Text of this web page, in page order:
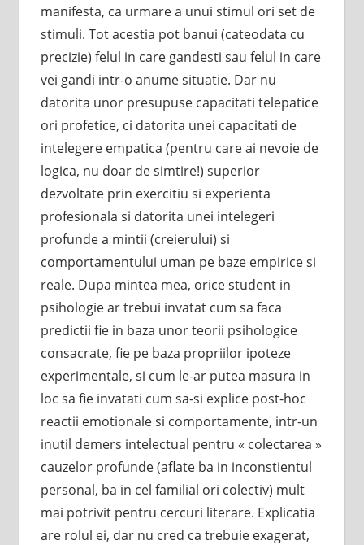
manifesta, ca urmare a unui stimul ori set de
stimuli. Tot acestia pot banui (cateodata cu
precizie) felul in care gandesti sau felul in care
vei gandi intr-o anume situatie. Dar nu
datorita unor presupuse capacitati telepatice
ori profetice, ci datorita unei capacitati de
intelegere empatica (pentru care ai nevoie de
logica, nu doar de simtire!) superior
dezvoltate prin exercitiu si experienta
profesionala si datorita unei intelegeri
profunde a mintii (creierului) si
comportamentului uman pe baze empirice si
reale. Dupa mintea mea, orice student in
psihologie ar trebui invatat cum sa faca
predictii fie in baza unor teorii psihologice
consacrate, fie pe baza propriilor ipoteze
experimentale, si cum le-ar putea masura in
loc sa fie invatati cum sa-si explice post-hoc
reactii emotionale si comportamente, intr-un
inutil demers intelectual pentru « colectarea »
cauzelor profunde (aflate ba in inconstientul
personal, ba in cel familial ori colectiv) mult
mai potrivit pentru cercuri literare. Explicatia
are rolul ei, dar nu cred ca trebuie exagerat,